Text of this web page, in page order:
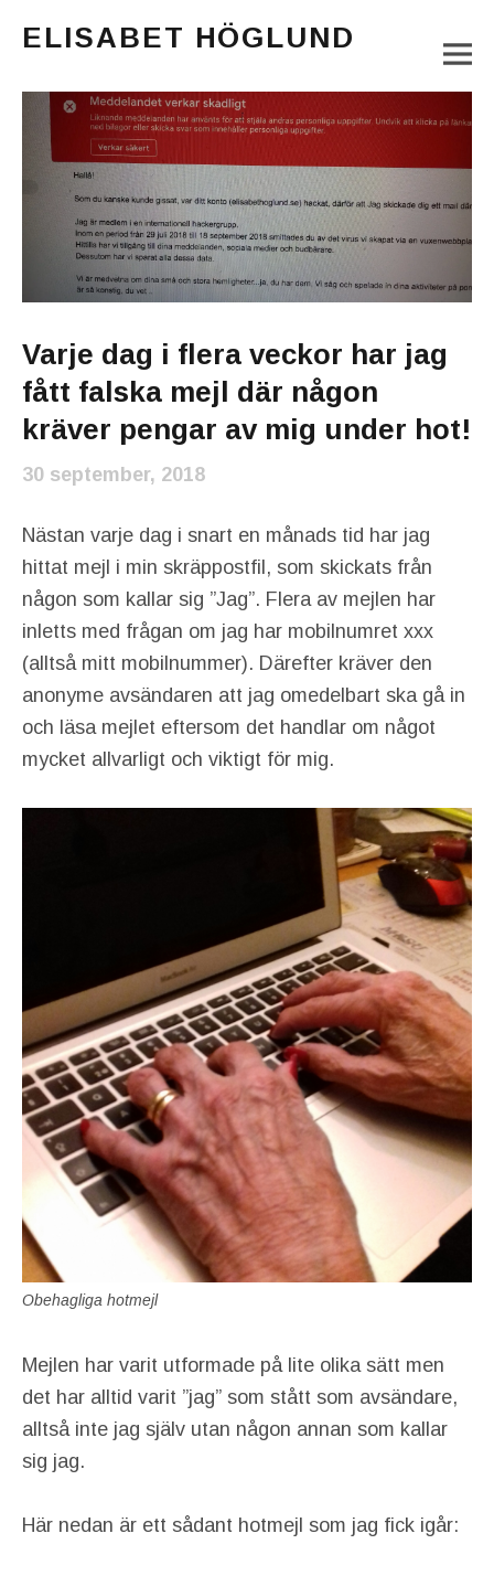
ELISABET HÖGLUND
Main Menu
Varje dag i flera veckor har jag
fått falska mejl där någon
kräver pengar av mig under hot!
30 september, 2018
Nästan varje dag i snart en månads tid har jag
hittat mejl i min skräppostfil, som skickats från
någon som kallar sig ”Jag”. Flera av mejlen har
inletts med frågan om jag har mobilnumret xxx
(alltså mitt mobilnummer). Därefter kräver den
anonyme avsändaren att jag omedelbart ska gå in
och läsa mejlet eftersom det handlar om något
mycket allvarligt och viktigt för mig.
Obehagliga hotmejl
Mejlen har varit utformade på lite olika sätt men
det har alltid varit ”jag” som stått som avsändare,
alltså inte jag själv utan någon annan som kallar
sig jag.
Här nedan är ett sådant hotmejl som jag fick igår: